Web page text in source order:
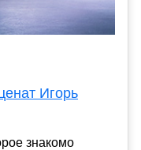
Игорь
знакомо